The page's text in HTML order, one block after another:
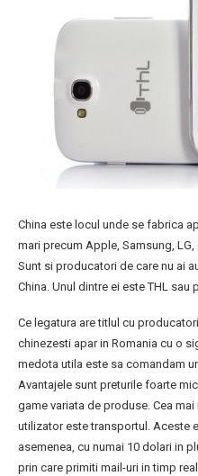
China este locul unde se fabrica
mari precum Apple, Samsung,
Sunt si producatori de care nu ai
China. Unul dintre ei este THL
Ce legatura are titlul cu
chinezesti apar in Romania cu o
medota utila este sa comandam
Avantajele sunt preturile foarte
game variata de produse. Cea
utilizator este transportul. Aceste
asemenea, cu numai 10 dolari in
prin care primiti mail-uri in timp